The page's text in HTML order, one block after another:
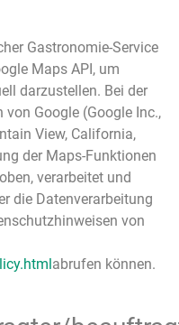
Gastronomie-Service
Maps API, um
darzustellen. Bei der
Google (Google Inc.,
View, California,
der Maps-Funktionen
verarbeitet und
die Datenverarbeitung
von
abrufen können.